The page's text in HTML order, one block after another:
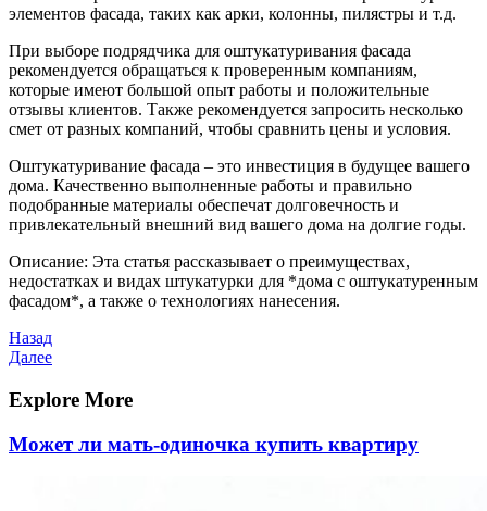
элементов фасада, таких как арки, колонны, пилястры и т.д.
При выборе подрядчика для оштукатуривания фасада
рекомендуется обращаться к проверенным компаниям,
которые имеют большой опыт работы и положительные
отзывы клиентов. Также рекомендуется запросить несколько
смет от разных компаний, чтобы сравнить цены и условия.
Оштукатуривание фасада – это инвестиция в будущее вашего
дома. Качественно выполненные работы и правильно
подобранные материалы обеспечат долговечность и
привлекательный внешний вид вашего дома на долгие годы.
Описание: Эта статья рассказывает о преимуществах,
недостатках и видах штукатурки для *дома с оштукатуренным
фасадом*, а также о технологиях нанесения.
Навигация
по
записям
Предыдущая
запись
Назад
Следующая
Далее
Explore More
Может ли мать-одиночка купить квартиру